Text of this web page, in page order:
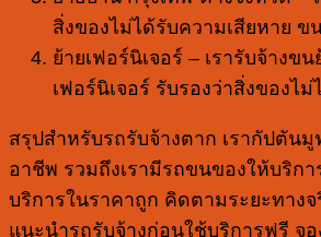
สิ่งของไม่ได้รับความเสียหาย
ย้ายเฟอร์นิเจอร์ – เรารับจ้าง
เฟอร์นิเจอร์ รับรองว่าสิ่งของไ
สรุปสำหรับรถรับจ้างตาก เรากัปตัน
อาชีพ รวมถึงเรามีรถขนของให้บริก
บริการในราคาถูก คิดตามระยะทาง
แนะนำรถรับจ้างก่อนใช้บริการฟรี จ